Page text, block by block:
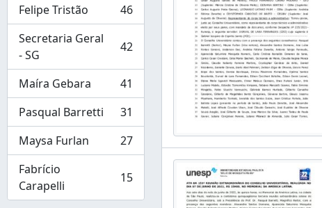
Felipe Tristão
, 46 resultados
46
Secretaria Geral
- SG
, 42 resultados 42
Maíra Gebara
, 41 resultados
41
Pasqual Barretti
, 31 resultados
31
Maysa Furlan
, 27 resultados
27
Fabrício
Carapelli
, 15 resultados 15